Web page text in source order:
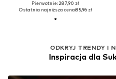
Pierwotnie: 287,90 zł
Ostatnia najniższa cena:85,96 zł
ODKRYJ TRENDY I
Inspiracja dla